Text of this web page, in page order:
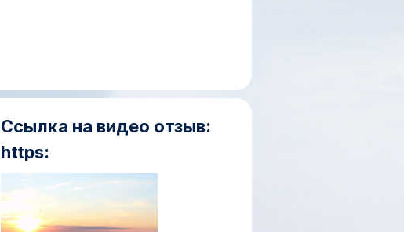
Ссылка на видео отзыв:
https: